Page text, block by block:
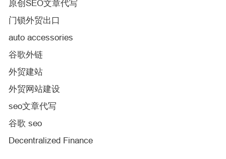
原创SEO文章代写
门锁外贸出口
auto accessories
谷歌外链
外贸建站
外贸网站建设
seo文章代写
谷歌 seo
Decentralized Finance